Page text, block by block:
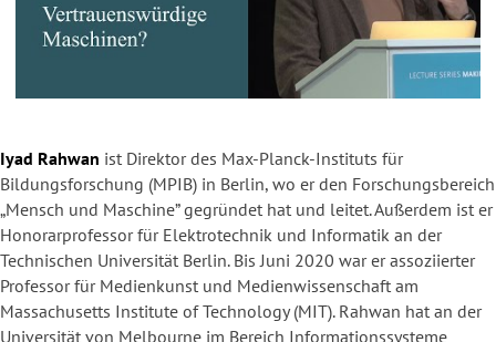
Iyad Rahwan ist Direktor des Max-Planck-Instituts für
Bildungsforschung (MPIB) in Berlin, wo er den Forschungsbereich
„Mensch und Maschine” gegründet hat und leitet. Außerdem ist er
Honorarprofessor für Elektrotechnik und Informatik an der
Technischen Universität Berlin. Bis Juni 2020 war er assoziierter
Professor für Medienkunst und Medienwissenschaft am
Massachusetts Institute of Technology (MIT). Rahwan hat an der
Universität von Melbourne im Bereich Informationssysteme